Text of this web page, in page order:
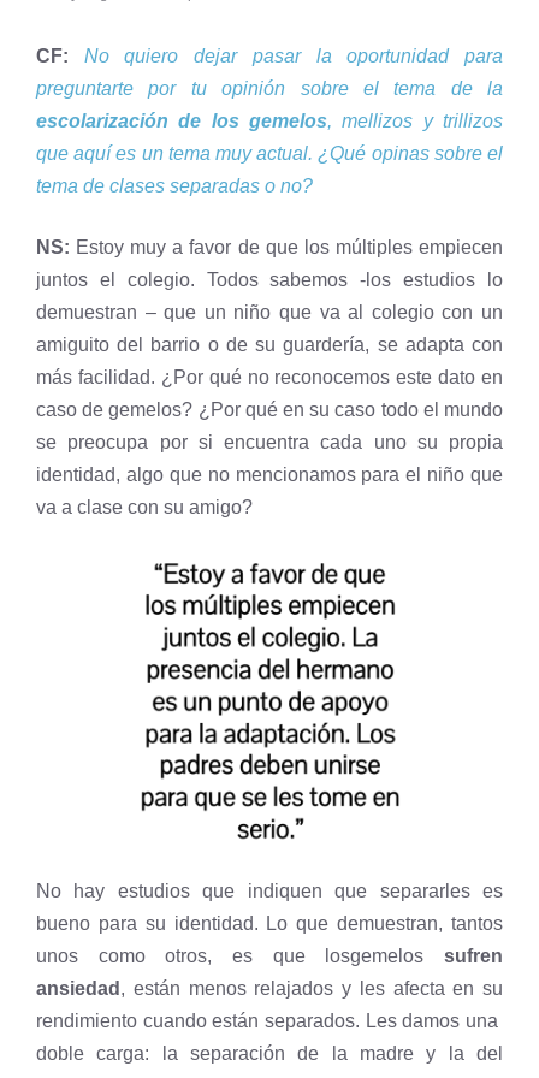
CF:
No quiero dejar pasar la oportunidad para
preguntarte por tu opinión sobre el tema de la
escolarización de los gemelos, mellizos y trillizos
que aquí es un tema muy actual. ¿Qué opinas sobre el
tema de clases separadas o no?
NS: Estoy muy a favor de que los múltiples empiecen
juntos el colegio. Todos sabemos -los estudios lo
demuestran – que un niño que va al colegio con un
amiguito del barrio o de su guardería, se adapta con
más facilidad. ¿Por qué no reconocemos este dato en
caso de gemelos? ¿Por qué en su caso todo el mundo
se preocupa por si encuentra cada uno su propia
identidad, algo que no mencionamos para el niño que
va a clase con su amigo?
No hay estudios que indiquen que separarles es
bueno para su identidad. Lo que demuestran, tantos
unos como otros, es que losgemelos sufren
ansiedad , están menos relajados y les afecta en su
rendimiento cuando están separados. Les damos una
doble carga: la separación de la madre y la del